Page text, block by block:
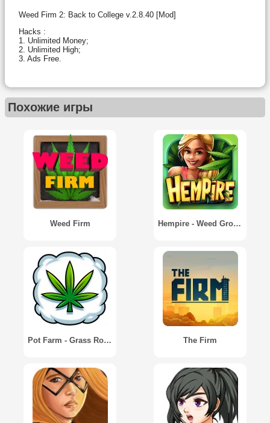
Weed Firm 2: Back to College v.2.8.40 [Mod]
Hacks :
1. Unlimited Money;
2. Unlimited High;
3. Ads Free.
Похожие игры
Weed Firm Hempire - Weed Growing Game
Pot Farm - Grass Roots The Firm